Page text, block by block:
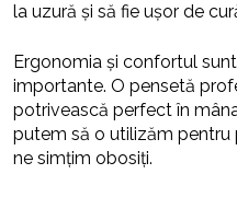
la uzură și să fie ușor de
Ergonomia și confortul
importante. O pensetă
potrivească perfect în
putem să o utilizăm pentru
ne simțim obosiți.